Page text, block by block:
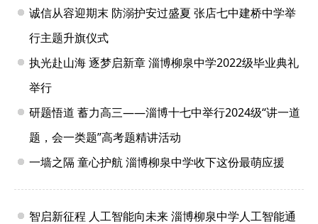
诚信从容迎期末 防溺护安过盛夏 张店七中建桥中学举
行主题升旗仪式
执光赴山海 逐梦启新章 淄博柳泉中学2022级毕业典礼
举行
研题悟道 蓄力高三——淄博十七中举行2024级“讲一道
题，会一类题”高考题精讲活动
一墙之隔 童心护航 淄博柳泉中学收下这份最萌应援
智启新征程 人工智能向未来 淄博柳泉中学人工智能通